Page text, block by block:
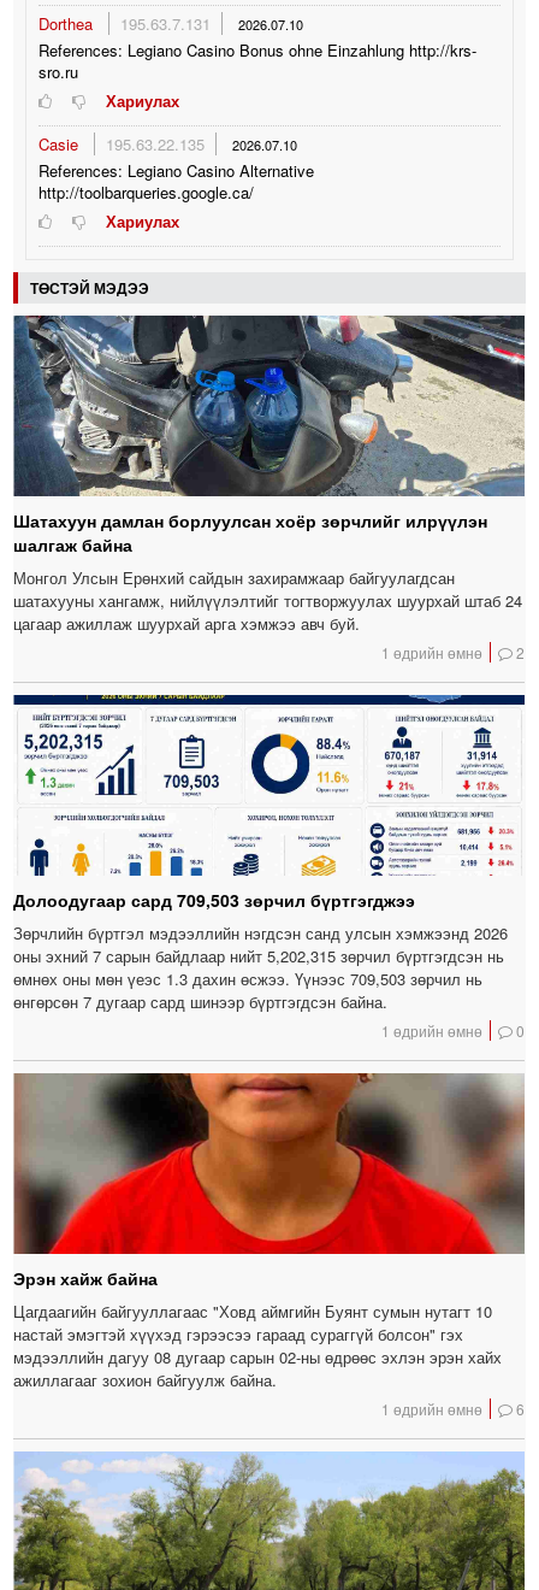
Dorthea
195.63.7.131 2026.07.10
References: Legiano Casino Bonus ohne Einzahlung http://krs-
sro.ru
Хариулах
Casie
195.63.22.135 2026.07.10
References: Legiano Casino Alternative
http://toolbarqueries.google.ca/
Хариулах
ТӨСТЭЙ МЭДЭЭ
Шатахуун дамлан борлуулсан хоёр зөрчлийг илрүүлэн
шалгаж байна
Монгол Улсын Ерөнхий сайдын захирамжаар байгуулагдсан
шатахууны хангамж, нийлүүлэлтийг тогтворжуулах шуурхай штаб 24
цагаар ажиллаж шуурхай арга хэмжээ авч буй.
1 өдрийн өмнө 2
Долоодугаар сард 709,503 зөрчил бүртгэгджээ
Зөрчлийн бүртгэл мэдээллийн нэгдсэн санд улсын хэмжээнд 2026
оны эхний 7 сарын байдлаар нийт 5,202,315 зөрчил бүртгэгдсэн нь
өмнөх оны мөн үеэс 1.3 дахин өсжээ. Үүнээс 709,503 зөрчил нь
өнгөрсөн 7 дугаар сард шинээр бүртгэгдсэн байна.
1 өдрийн өмнө 0
Эрэн хайж байна
Цагдаагийн байгууллагаас "Ховд аймгийн Буянт сумын нутагт 10
настай эмэгтэй хүүхэд гэрээсээ гараад сураггүй болсон" гэх
мэдээллийн дагуу 08 дугаар сарын 02-ны өдрөөс эхлэн эрэн хайх
ажиллагааг зохион байгуулж байна.
1 өдрийн өмнө 6